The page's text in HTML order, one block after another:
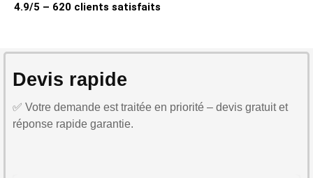
4.9/5 – 620 clients satisfaits
Devis rapide
✅ Votre demande est traitée en priorité – devis gratuit et
réponse rapide garantie.